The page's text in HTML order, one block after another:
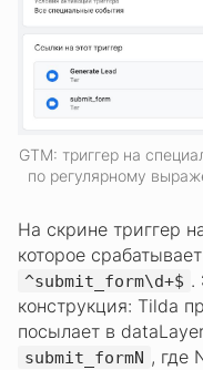
GTM: триггер на
по регулярному
На скрине триггер
которое
^submit_form\d+$ .
конструкция: Tilda
посылает в
submit_formN , где